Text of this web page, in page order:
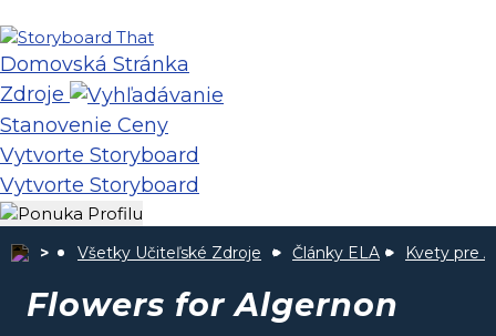
Domovská Stránka
Zdroje
Stanovenie Ceny
Vytvorte Storyboard
Vytvorte Storyboard
Všetky Učiteľské Zdroje Články ELA Kvety pre
Flowers for Algernon